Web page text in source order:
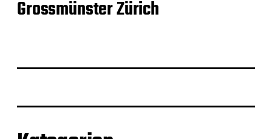
Grossmünster Zürich